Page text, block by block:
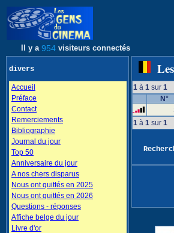
Il y a 954 visiteurs connectés
divers
Accueil
Préface
Contact
Remerciements
Bibliographie
Journal du jour
Top 50
Anniversaire du jour
A nos chers disparus
Nous ont quittés en 2025
Nous ont quittés en 2026
Questions - réponses
Affiche belge du jour
Livre d'or
1 à 1 sur 1
N°
1 à 1 sur 1